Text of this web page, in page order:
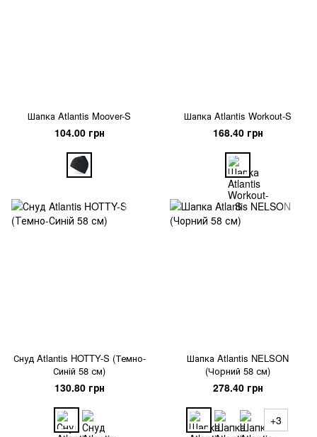
Шапка Atlantis Moover-S
104.00 грн
Шапка Atlantis Workout-S
168.40 грн
Снуд Atlantis HOTTY-S (Темно-
Синій 58 см)
130.80 грн
Шапка Atlantis NELSON
(Чорний 58 см)
278.40 грн
+3